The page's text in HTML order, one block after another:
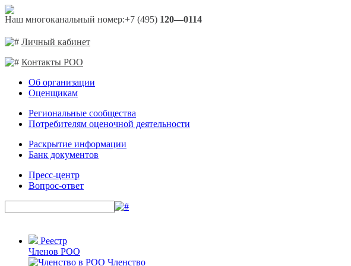
Наш многоканальный номер:+7 (495) 120—0114
Личный кабинет
Контакты РОО
Об организации
Оценщикам
Региональные сообщества
Потребителям оценочной деятельности
Раскрытие информации
Банк документов
Пресс-центр
Вопрос-ответ
Реестр
Членов РОО
Членство